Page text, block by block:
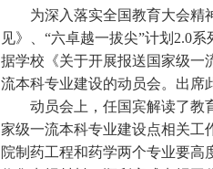
为深入落实全国教育大会精
见》、“六卓越一拔尖”计划 2.0系
据学校《关于开展报送国家级一
流本科专业建设的动员会。出席
动员会上，任国宾解读了教
家级一流本科专业建设点相关工
院制药工程和药学两个专业要